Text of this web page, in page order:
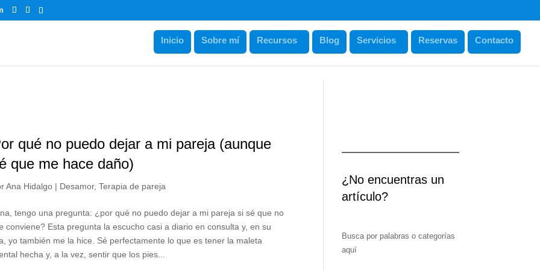
Inicio Sobre mí Recursos Blog Servicios Reservas Contacto
qué no puedo dejar a mi pareja (aunque
que me hace daño)
Ana Hidalgo | Desamor,Terapia de pareja
tengo una pregunta: ¿por qué no puedo dejar a mi pareja si sé que no
conviene? Esta pregunta la escucho casi a diario en consulta y, en su
yo también me la hice. Sé perfectamente lo que es tener la maleta
hecha y, a la vez, sentir que los pies...
¿No encuentras un
artículo?
Busca por palabras o categorías
aquí